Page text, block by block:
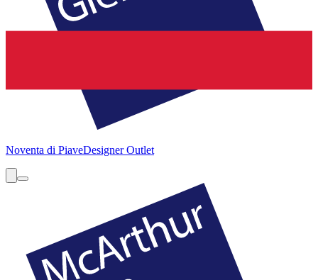
Noventa di PiaveDesigner Outlet